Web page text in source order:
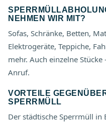
NEHMEN WIR MIT?
Sofas, Schränke, Betten,
Elektrogeräte, Teppiche,
mehr. Auch einzelne
Anruf.
VORTEILE
SPERRMÜLL
Der städtische Sperrmüll